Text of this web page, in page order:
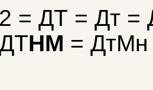
= ДТ = Дт =
НМ =